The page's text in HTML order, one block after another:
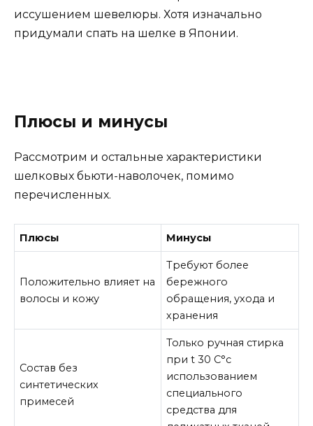
иссушением шевелюры. Хотя изначально
придумали спать на шелке в Японии.
Плюсы и минусы
Рассмотрим и остальные характеристики
шелковых бьюти-наволочек, помимо
перечисленных.
Плюсы Минусы
Положительно влияет на
волосы и кожу
Требуют более
бережного
обращения, ухода и
хранения
Состав без
синтетических
примесей
Только ручная стирка
при t 30 C°с
использованием
специального
средства для